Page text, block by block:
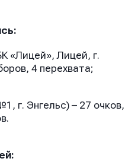
«Лицей», Лицей, г.
4 перехвата;
г. Энгельс) – 27 очков,